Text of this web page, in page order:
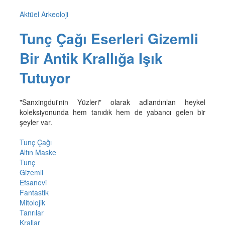
Aktüel Arkeoloji
Tunç Çağı Eserleri Gizemli
Bir Antik Krallığa Işık
Tutuyor
"Sanxingdui'nin Yüzleri" olarak adlandırılan heykel
koleksiyonunda hem tanıdık hem de yabancı gelen bir
şeyler var.
Tunç Çağı
Altın Maske
Tunç
Gizemli
Efsanevi
Fantastik
Mitolojik
Tanrılar
Krallar